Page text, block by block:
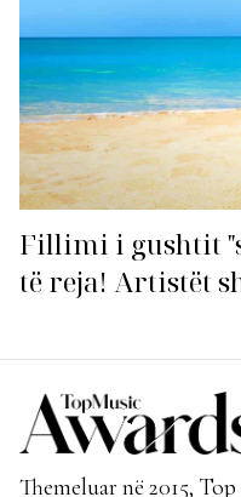
Fillimi i gushtit
të reja! Artistët
Themeluar në 2015,